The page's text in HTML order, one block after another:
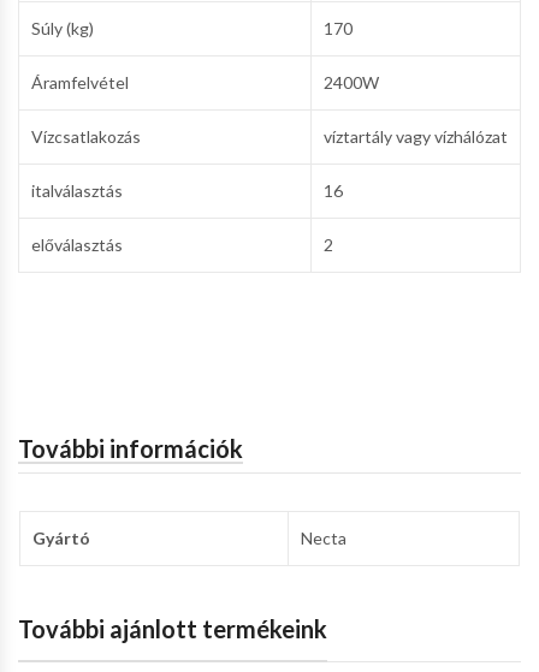
Súly (kg) 170
Áramfelvétel 2400W
Vízcsatlakozás víztartály vagy vízhálózat
italválasztás 16
előválasztás 2
További információk
Gyártó Necta
További ajánlott termékeink